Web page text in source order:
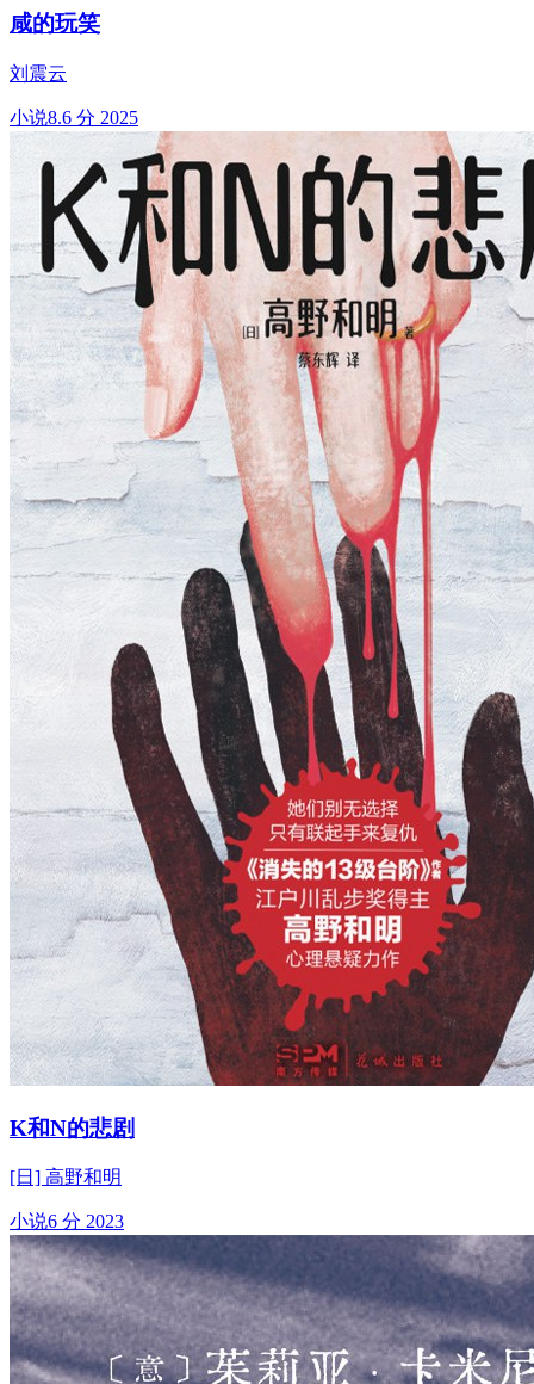
咸的玩笑
刘震云
小说8.6 分 2025
K和N的悲剧
[日] 高野和明
小说6 分 2023